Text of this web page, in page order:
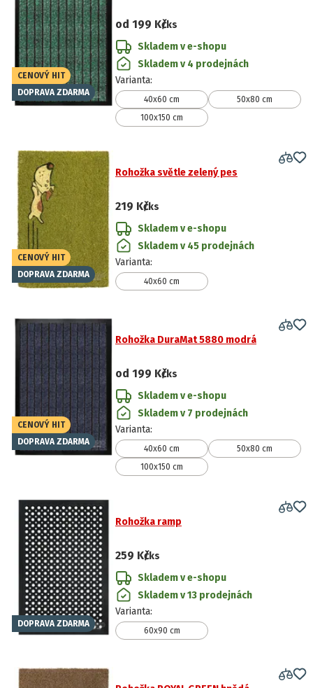
CENOVÝ HIT
DOPRAVA ZDARMA
od 199 Kč/ks
Skladem v e-shopu
Skladem v 4 prodejnách
Varianta:
40x60 cm
50x80 cm
100x150 cm
CENOVÝ HIT
DOPRAVA ZDARMA
Rohožka světle zelený pes
219 Kč/ks
Skladem v e-shopu
Skladem v 45 prodejnách
Varianta:
40x60 cm
CENOVÝ HIT
DOPRAVA ZDARMA
Rohožka DuraMat 5880 modrá
od 199 Kč/ks
Skladem v e-shopu
Skladem v 7 prodejnách
Varianta:
40x60 cm
50x80 cm
100x150 cm
DOPRAVA ZDARMA
Rohožka ramp
259 Kč/ks
Skladem v e-shopu
Skladem v 13 prodejnách
Varianta:
60x90 cm